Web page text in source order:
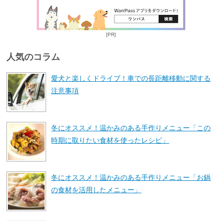
[PR]
人気のコラム
愛犬と楽しくドライブ！車での長距離移動に関する
注意事項
冬にオススメ！温かみのある手作りメニュー「この
時期に取りたい食材を使ったレシピ」
冬にオススメ！温かみのある手作りメニュー「お鍋
の食材を活用したメニュー」